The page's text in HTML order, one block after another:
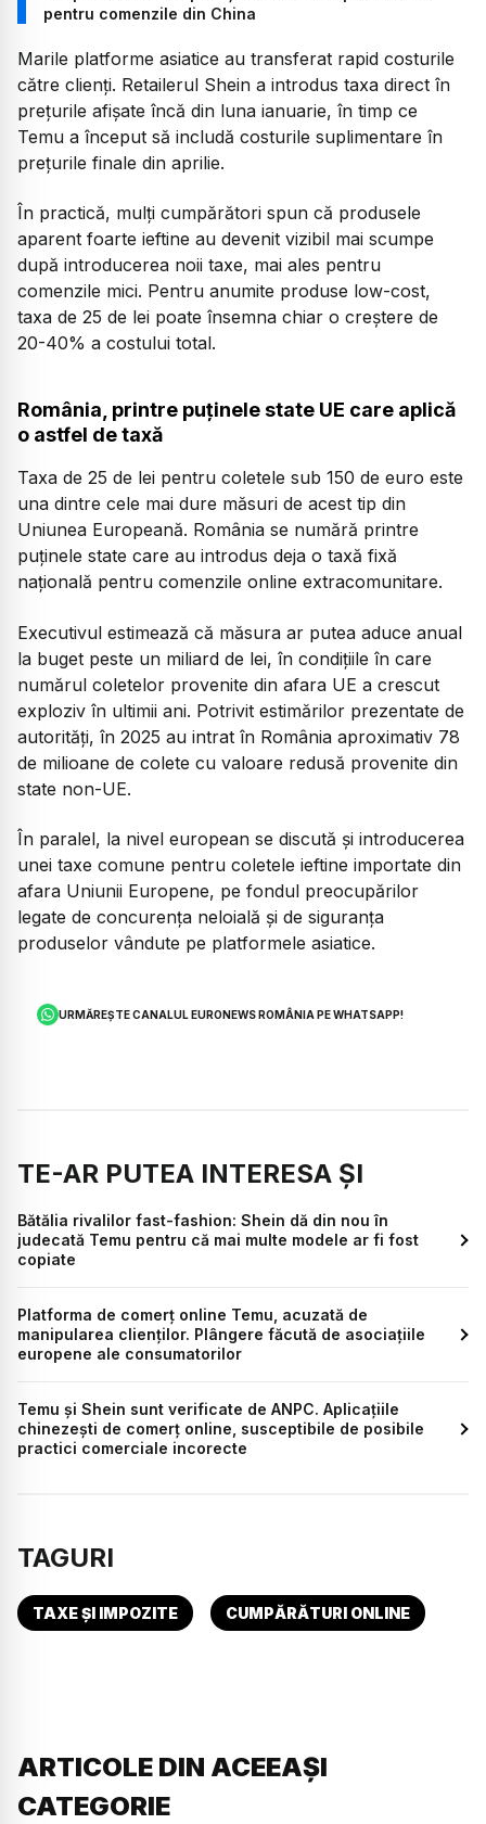
pentru comenzile din China
Marile platforme asiatice au transferat rapid costurile
către clienți. Retailerul Shein a introdus taxa direct în
prețurile afișate încă din luna ianuarie, în timp ce
Temu a început să includă costurile suplimentare în
prețurile finale din aprilie.
În practică, mulți cumpărători spun că produsele
aparent foarte ieftine au devenit vizibil mai scumpe
după introducerea noii taxe, mai ales pentru
comenzile mici. Pentru anumite produse low-cost,
taxa de 25 de lei poate însemna chiar o creștere de
20-40% a costului total.
România, printre puținele state UE care aplică
o astfel de taxă
Taxa de 25 de lei pentru coletele sub 150 de euro este
una dintre cele mai dure măsuri de acest tip din
Uniunea Europeană. România se numără printre
puținele state care au introdus deja o taxă fixă
națională pentru comenzile online extracomunitare.
Executivul estimează că măsura ar putea aduce anual
la buget peste un miliard de lei, în condițiile în care
numărul coletelor provenite din afara UE a crescut
exploziv în ultimii ani. Potrivit estimărilor prezentate de
autorități, în 2025 au intrat în România aproximativ 78
de milioane de colete cu valoare redusă provenite din
state non-UE.
În paralel, la nivel european se discută și introducerea
unei taxe comune pentru coletele ieftine importate din
afara Uniunii Europene, pe fondul preocupărilor
legate de concurența neloială și de siguranța
produselor vândute pe platformele asiatice.
URMĂREȘTE CANALUL EURONEWS ROMÂNIA PE WHATSAPP!
TE-AR PUTEA INTERESA ȘI
Bătălia rivalilor fast-fashion: Shein dă din nou în
judecată Temu pentru că mai multe modele ar fi fost
copiate
Platforma de comerț online Temu, acuzată de
manipularea clienților. Plângere făcută de asociațiile
europene ale consumatorilor
Temu şi Shein sunt verificate de ANPC. Aplicațiile
chinezești de comerț online, susceptibile de posibile
practici comerciale incorecte
TAGURI
TAXE ȘI IMPOZITE CUMPĂRĂTURI ONLINE
ARTICOLE DIN ACEEAȘI
CATEGORIE